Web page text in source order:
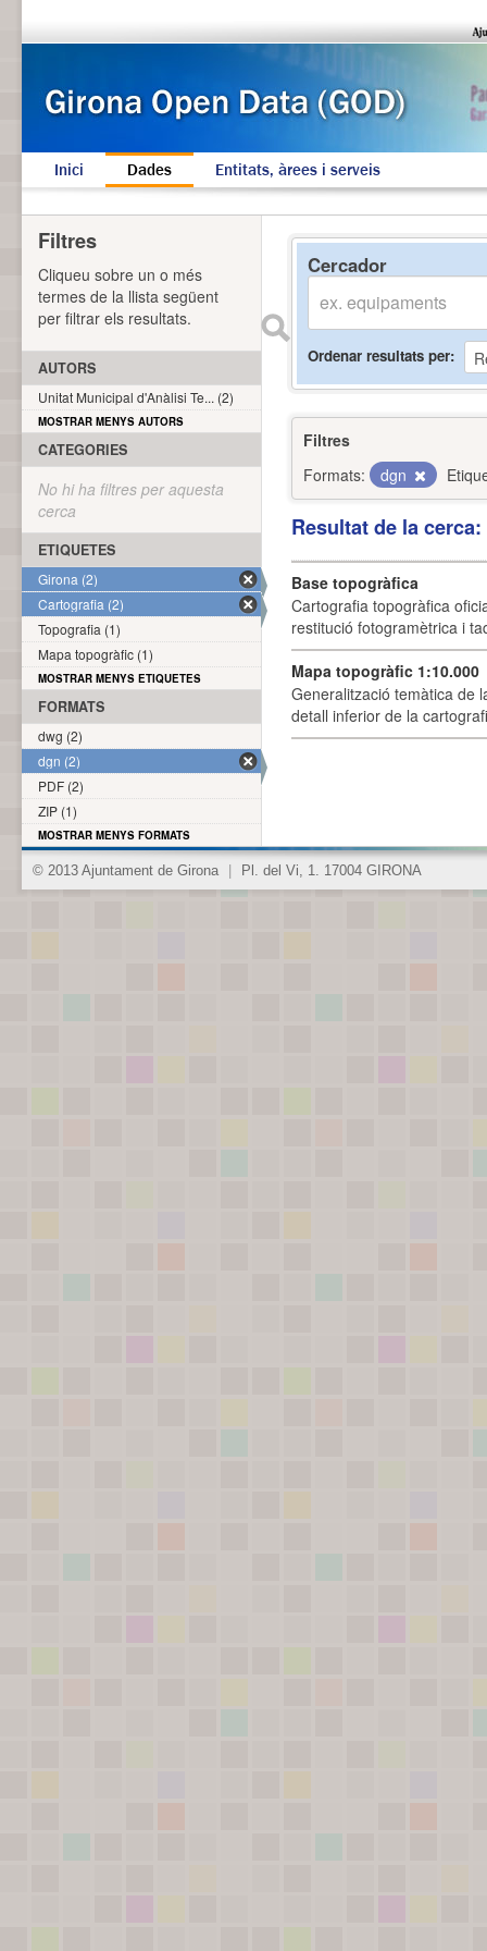
Inici Dades Entitats, àrees i serveis
Cercador
Ordenar resultats per
Filtres
Formats:
dgn
Resultat de la
Base topogràfica
Cartografia topogràfica
restitució fotogramètrica i
Mapa topogràfic 1:10.000
Generalització temàtica de
detall inferior de la
Filtres
Cliqueu sobre un o més
termes de la llista següent
per filtrar els resultats.
AUTORS
Unitat Municipal d'Anàlisi Te... (2)
MOSTRAR MENYS AUTORS
CATEGORIES
No hi ha filtres per aquesta
cerca
ETIQUETES
Girona (2)
Cartografia (2)
Topografia (1)
Mapa topogràfic (1)
MOSTRAR MENYS ETIQUETES
FORMATS
dwg (2)
dgn (2)
PDF (2)
ZIP (1)
MOSTRAR MENYS FORMATS
© 2013 Ajuntament de Girona Pl. del Vi, 1. 17004 GIRONA